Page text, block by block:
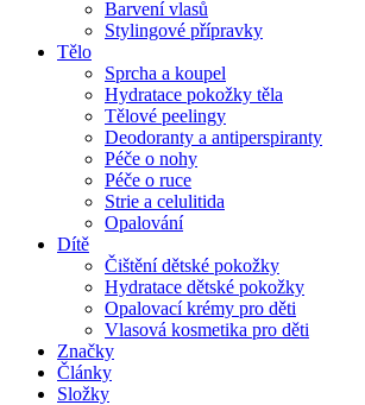
Barvení vlasů
Stylingové přípravky
Tělo
Sprcha a koupel
Hydratace pokožky těla
Tělové peelingy
Deodoranty a antiperspiranty
Péče o nohy
Péče o ruce
Strie a celulitida
Opalování
Dítě
Čištění dětské pokožky
Hydratace dětské pokožky
Opalovací krémy pro děti
Vlasová kosmetika pro děti
Značky
Články
Složky